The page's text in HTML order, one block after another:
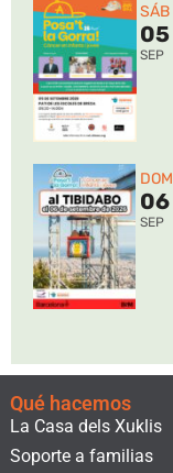
SÁB
05
SEP
DOM
06
SEP
Qué hacemos
La Casa dels Xuklis
Soporte a familias